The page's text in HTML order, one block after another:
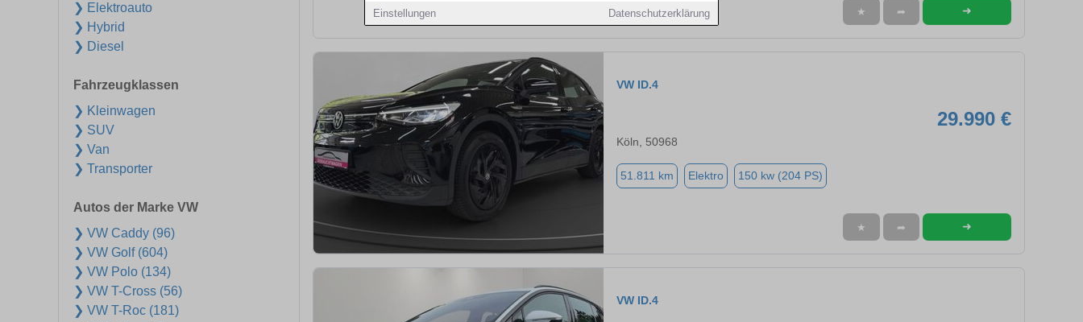
Einstellungen Datenschutzerklärung
❯ Elektroauto
❯ Hybrid
❯ Diesel
Fahrzeugklassen
❯ Kleinwagen
❯ SUV
❯ Van
❯ Transporter
Autos der Marke VW
❯ VW Caddy (96)
❯ VW Golf (604)
❯ VW Polo (134)
❯ VW T-Cross (56)
❯ VW T-Roc (181)
★ ➦ ➜
VW ID.4
29.990 €
Köln, 50968
51.811 km Elektro 150 kw (204 PS)
★ ➦ ➜
VW ID.4